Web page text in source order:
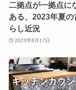
二拠点が一拠点に
ある、2023年夏の
らし近況
2023年8月17日